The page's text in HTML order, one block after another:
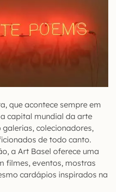
que acontece sempre em
capital mundial da arte
colecionadores,
de todo canto.
a Art Basel oferece uma
filmes, eventos, mostras
cardápios inspirados na